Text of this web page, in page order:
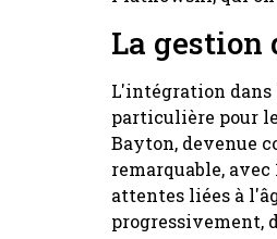
La gestion
L'intégration dans
particulière pour
Bayton, devenue
remarquable, avec
attentes liées à
progressivement,